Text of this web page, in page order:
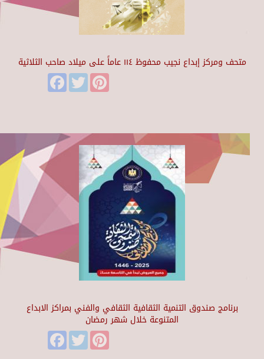
متحف ومركز إبداع نجيب محفوظ ١١٤ عاماً على ميلاد صاحب الثلاثية
FacebookTwitter
برنامج صندوق التنمية الثقافية الثقافي والفني بمراكز الابداع
المتنوعة خلال شهر رمضان
FacebookTwitter